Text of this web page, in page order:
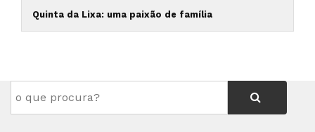
Quinta da Lixa: uma paixão de família